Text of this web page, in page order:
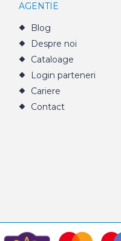
AGENTIE
Blog
Despre noi
Cataloage
Login parteneri
Cariere
Contact